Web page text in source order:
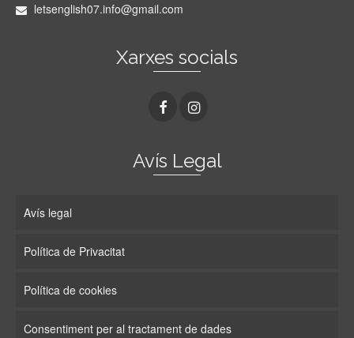
letsenglish07.info@gmail.com
Xarxes socials
Avís Legal
Avís legal
Política de Privacitat
Política de cookies
Consentiment per al tractament de dades